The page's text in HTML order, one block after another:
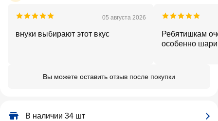
05 августа 2026
внуки выбирают этот вкус
Ребятишкам
особенно
Вы можете оставить отзыв после покупки
В наличии 34 шт